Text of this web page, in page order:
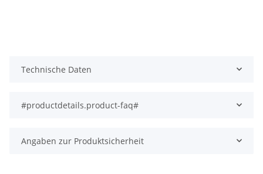
Technische Daten
#productdetails.product-faq#
Angaben zur Produktsicherheit